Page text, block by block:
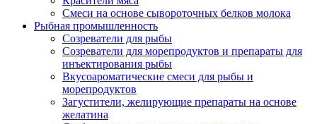
Смеси на основе сывороточных белков молока
Рыбная промышленность
Созреватели для рыбы
Созреватели для морепродуктов и препараты для
инъектирования рыбы
Вкусоароматические смеси для рыбы и
морепродуктов
Загустители, желирующие препараты на основе
желатина